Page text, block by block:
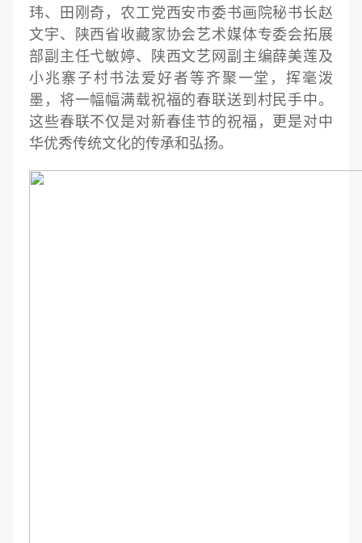
玮、田刚奇，农工党西安市委书画院秘书长赵
文宇、陕西省收藏家协会艺术媒体专委会拓展
部副主任弋敏婷、陕西文艺网副主编薛美莲及
小兆寨子村书法爱好者等齐聚一堂，挥毫泼
墨，将一幅幅满载祝福的春联送到村民手中。
这些春联不仅是对新春佳节的祝福，更是对中
华优秀传统文化的传承和弘扬。